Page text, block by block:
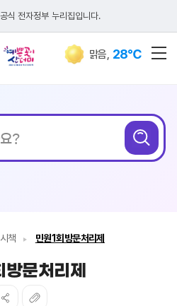
식 전자정부 누리집입니다.
맑음, 28℃
통합검색
찾고
계신가요?
검
책 민원1회방문처리제
방문처리제